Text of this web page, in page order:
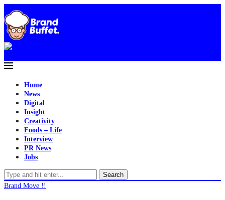
Home
News
Digital
Insight
Creativity
Foods – Life
Interview
PR News
Jobs
Search
Brand Move !!